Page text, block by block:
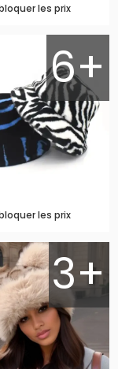
les prix
6+
les prix
3+